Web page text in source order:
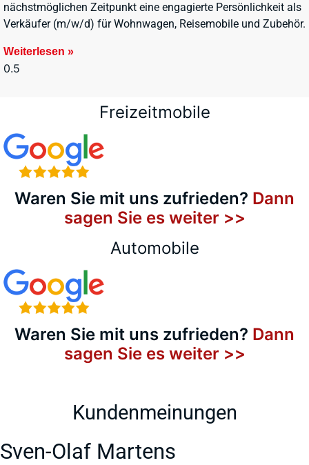
nächstmöglichen Zeitpunkt eine engagierte Persönlichkeit als
Verkäufer (m/w/d) für Wohnwagen, Reisemobile und Zubehör.
Weiterlesen »
Freizeitmobile
Waren Sie mit uns zufrieden? Dann
sagen Sie es weiter >>
Automobile
Waren Sie mit uns zufrieden? Dann
sagen Sie es weiter >>
Kundenmeinungen
Sven-Olaf Martens